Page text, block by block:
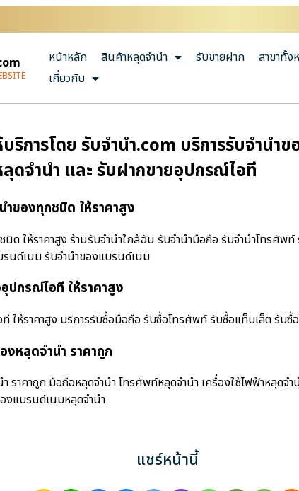
หน้าหลัก สินค้าหลุดจำนำ รับขายฝาก สาขาทั้ง
เกี่ยวกับ
การโดย รับจํานํา.com บริการรับจำนำ
จำนำ และ รับฝากขายอุปกรณ์ไอที
ของทุกชนิด ให้ราคาสูง
ให้ราคาสูง ร้านรับจํานําใกล้ฉัน รับจำนำมือถือ รับจำนำโทรศัพ
รนด์เนม รับจำนำของแบรนด์เนม
ปกรณ์ไอที ให้ราคาสูง
ให้ราคาสูง บริการรับซื้อมือถือ รับซื้อโทรศัพท์ รับซื้อแท็บเล็ต รับ
หลุดจำนำ ราคาถูก
ราคาถูก มือถือหลุดจำนำ โทรศัพท์หลุดจำนำ เครื่องใช้ไฟฟ้าหลุด
งแบรนด์เนมหลุดจำนำ
แชร์หน้านี้